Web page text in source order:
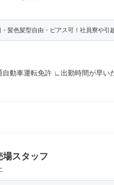
髪色髪型自由・ピアス可！社員寮や引
動車運転免許 ∟出勤時間が早い
スタッフ